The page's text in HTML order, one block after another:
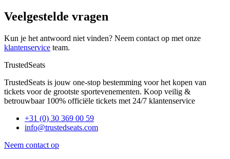
Veelgestelde vragen
Kun je het antwoord niet vinden? Neem contact op met onze
klantenservice team.
TrustedSeats
TrustedSeats is jouw one-stop bestemming voor het kopen van
tickets voor de grootste sportevenementen. Koop veilig &
betrouwbaar 100% officiële tickets met 24/7 klantenservice
+31 (0) 30 369 00 59
info@trustedseats.com
Neem contact op